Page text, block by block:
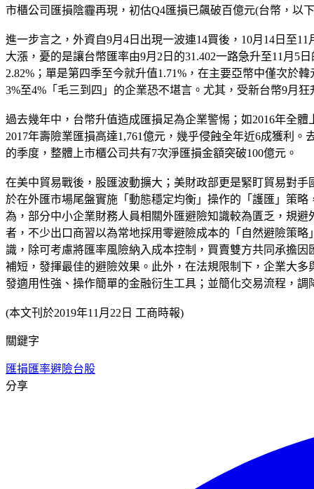
市櫃公司匯損陰霾再現，初估Q4匯損已飆破百億元(台幣，以
進一步言之，外資自9月4日出現一波連14買後，10月14日至
大漲，憂的是讓台幣匯率由9月2日的31.402一路急升至11月5
2.82%；單是第四季至今就升值1.71%，在主要亞幣中僅次於
3%至4%「毛三到四」的企業恐不堪言。尤其，受新台幣9月
過去幾年中，台幣升值造成匯損足為企業警惕；如2016年全
2017年壽險業匯損高達1,761億元，幾乎侵蝕全年近6成獲利
的季度，整體上市櫃公司共有7次淨匯損金額突破100億元。
在美中貿易戰後，股匯波動擴大；美財政部更是緊盯貿易對
於在外匯市場尾盤實施「動態穩定均衡」操作的「護匯」策
為，部分中小企業財務人員相關外匯避險知識較為匱乏，規
者，不少出口商習以為常地採用零避險成本的「自然避險策
識，除可考慮將匯率風險納入成本控制，買賣雙方共同承擔
補短，發揮最佳的避險效果。此外，在法規限制下，企業大
發適用性強、操作簡單的金融衍生工具；並簡化交易流程，
(本文刊於2019年11月22日 工商時報)
關鍵字
匯損 匯率避險台股
分享